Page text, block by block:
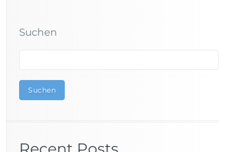
Suchen
Suchen